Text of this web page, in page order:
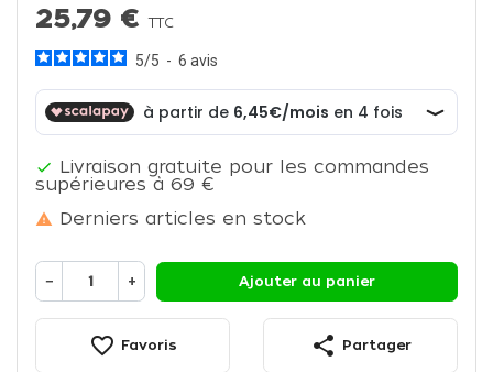
25,79 €TTC
5/5 - 6 avis
 Livraison gratuite pour les commandes
supérieures à 69 €
 Derniers articles en stock
− + Ajouter au panier
favorite_border Favoris share Partager